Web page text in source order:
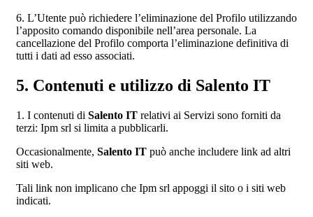
6. L’Utente può richiedere l’eliminazione del Profilo utilizzando
l’apposito comando disponibile nell’area personale. La
cancellazione del Profilo comporta l’eliminazione definitiva di
tutti i dati ad esso associati.
5. Contenuti e utilizzo di Salento IT
1. I contenuti di Salento IT relativi ai Servizi sono forniti da
terzi: Ipm srl si limita a pubblicarli.
Occasionalmente, Salento IT può anche includere link ad altri
siti web.
Tali link non implicano che Ipm srl appoggi il sito o i siti web
indicati.